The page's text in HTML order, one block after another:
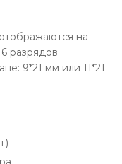
на
разрядов
9*21 мм или 11*21